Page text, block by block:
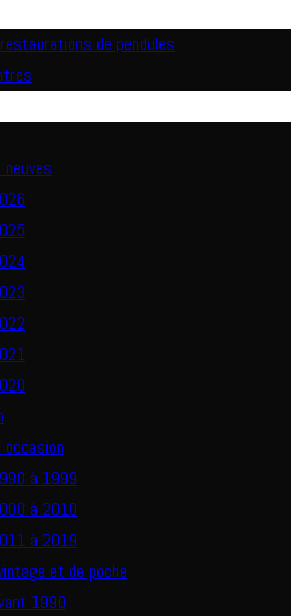
de pendules
à 1999
à 2010
à 2019
et de poche
1990